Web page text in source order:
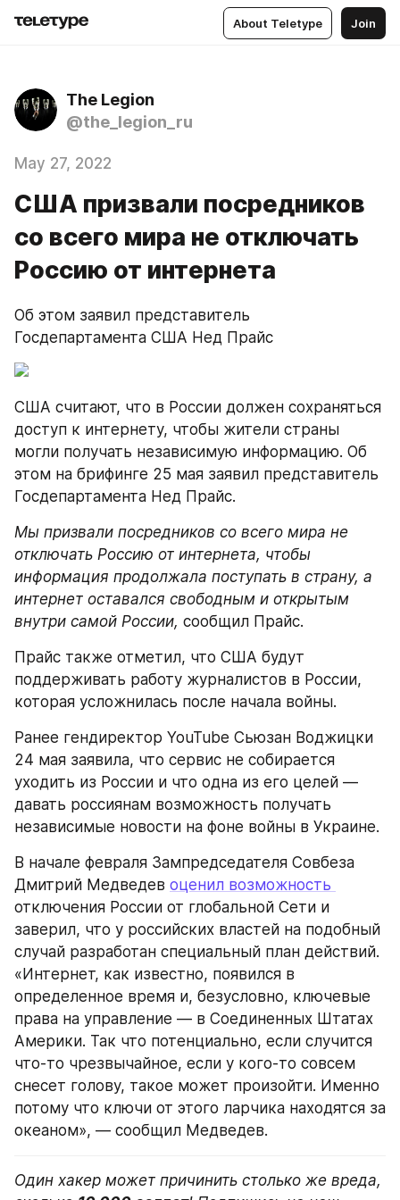
About Teletype Join
The Legion
@the_legion_ru
May 27, 2022
США призвали посредников
со всего мира не отключать
Россию от интернета
Об этом заявил представитель
Госдепартамента США Нед Прайс
США считают, что в России должен сохраняться
доступ к интернету, чтобы жители страны
могли получать независимую информацию. Об
этом на брифинге 25 мая заявил представитель
Госдепартамента Нед Прайс.
Мы призвали посредников со всего мира не
отключать Россию от интернета, чтобы
информация продолжала поступать в страну, а
интернет оставался свободным и открытым
внутри самой России, сообщил Прайс.
Прайс также отметил, что США будут
поддерживать работу журналистов в России,
которая усложнилась после начала войны.
Ранее гендиректор YouTube Сьюзан Воджицки
24 мая заявила, что сервис не собирается
уходить из России и что одна из его целей —
давать россиянам возможность получать
независимые новости на фоне войны в Украине.
В начале февраля Зампредседателя Совбеза
Дмитрий Медведев
отключения России от глобальной Сети и
заверил, что у российских властей на подобный
случай разработан специальный план действий.
«Интернет, как известно, появился в
определенное время и, безусловно, ключевые
права на управление — в Соединенных Штатах
Америки. Так что потенциально, если случится
что-то чрезвычайное, если у кого-то совсем
снесет голову, такое может произойти. Именно
потому что ключи от этого ларчика находятся за
океаном», — сообщил Медведев.
Один хакер может причинить столько же вреда,